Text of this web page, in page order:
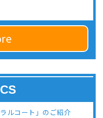
ルコート」のご紹介